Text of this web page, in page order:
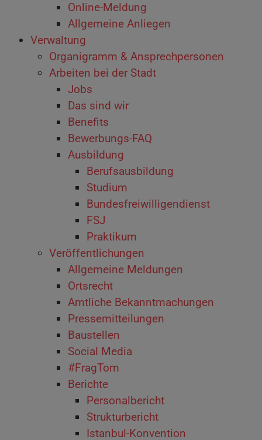
Online-Meldung
Allgemeine Anliegen
Verwaltung
Organigramm & Ansprechpersonen
Arbeiten bei der Stadt
Jobs
Das sind wir
Benefits
Bewerbungs-FAQ
Ausbildung
Berufsausbildung
Studium
Bundesfreiwilligendienst
FSJ
Praktikum
Veröffentlichungen
Allgemeine Meldungen
Ortsrecht
Amtliche Bekanntmachungen
Pressemitteilungen
Baustellen
Social Media
#FragTom
Berichte
Personalbericht
Strukturbericht
Istanbul-Konvention